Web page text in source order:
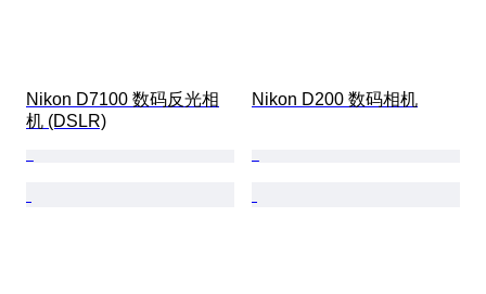
Nikon D7100 数码反光相
机 (DSLR)
Nikon D200 数码相机